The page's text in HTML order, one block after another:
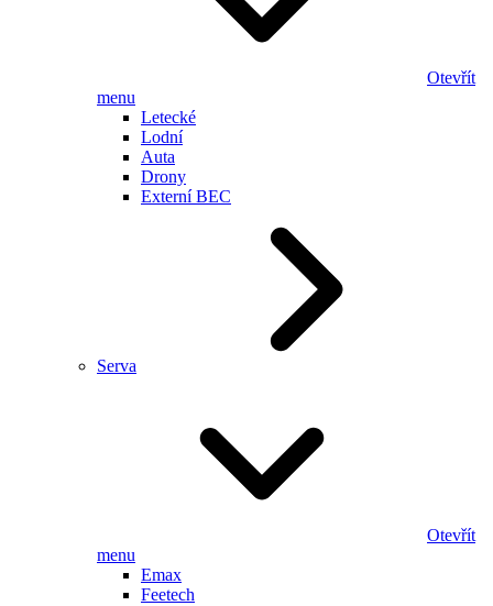
Otevřít
menu
Letecké
Lodní
Auta
Drony
Externí BEC
Serva
Otevřít
menu
Emax
Feetech